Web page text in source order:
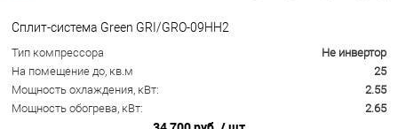
Сплит-система Green GRI/GRO-09HH2
Тип компрессора
Не инвертор
На помещение до, кв.м
25
Мощность охлаждения, кВт:
2.55
Мощность обогрева, кВт:
2.65